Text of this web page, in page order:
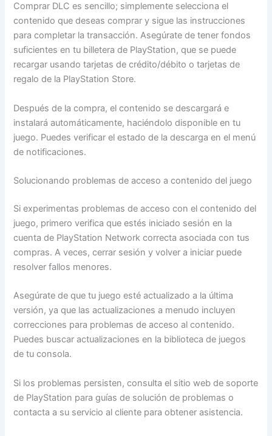
Comprar DLC es sencillo; simplemente selecciona el
contenido que deseas comprar y sigue las instrucciones
para completar la transacción. Asegúrate de tener fondos
suficientes en tu billetera de PlayStation, que se puede
recargar usando tarjetas de crédito/débito o tarjetas de
regalo de la PlayStation Store.
Después de la compra, el contenido se descargará e
instalará automáticamente, haciéndolo disponible en tu
juego. Puedes verificar el estado de la descarga en el menú
de notificaciones.
Solucionando problemas de acceso a contenido del juego
Si experimentas problemas de acceso con el contenido del
juego, primero verifica que estés iniciado sesión en la
cuenta de PlayStation Network correcta asociada con tus
compras. A veces, cerrar sesión y volver a iniciar puede
resolver fallos menores.
Asegúrate de que tu juego esté actualizado a la última
versión, ya que las actualizaciones a menudo incluyen
correcciones para problemas de acceso al contenido.
Puedes buscar actualizaciones en la biblioteca de juegos
de tu consola.
Si los problemas persisten, consulta el sitio web de soporte
de PlayStation para guías de solución de problemas o
contacta a su servicio al cliente para obtener asistencia.